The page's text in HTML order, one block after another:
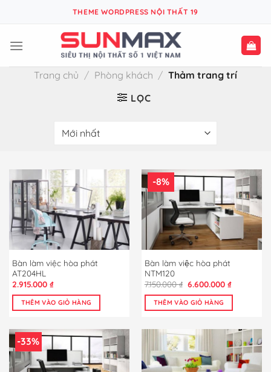
dung
THEME WORDPRESS NỘI THẤT 19
Trang chủ / Phòng khách / Thảm trang trí
LỌC
Bàn làm việc hòa phát
AT204HL
2.915.000 ₫
THÊM VÀO GIỎ HÀNG
-8%
Bàn làm việc hòa phát
NTM120
7.150.000₫ Giá
là:
7.150.000 ₫.
6.600.000 ₫Giá
tại
THÊM VÀO GIỎ HÀNG
-33%